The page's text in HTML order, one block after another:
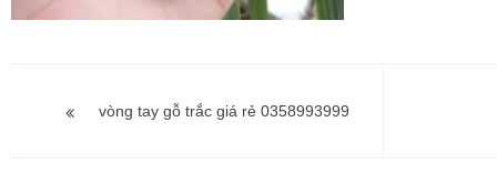
hướngvòng tay gỗ trắc giá rẻ 0358993999